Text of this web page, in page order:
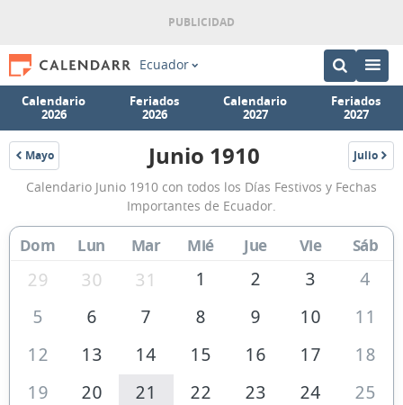
Ecuador
Calendario
2026
Feriados
2026
Calendario
2027
Feriados
2027
Mayo
1910
Calendario
Junio
1910
de
Ecuador
Junio 1910 Julio
1910
Calendario Junio 1910 con todos los Días Festivos y Fechas
Importantes de Ecuador.
Dom Lun Mar Mié Jue Vie Sáb
29 30 31 1 2 3
4
5
6 7 8 9 10
11
12
13 14 15 16 17
18
19
20 21 22 23 24
25